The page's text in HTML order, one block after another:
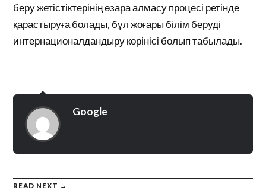
беру жетістіктерінің өзара алмасу процесі ретінде
қарастыруға болады, бұл жоғары білім беруді
интернационалдандыру көрінісі болып табылады.
Google
READ NEXT →